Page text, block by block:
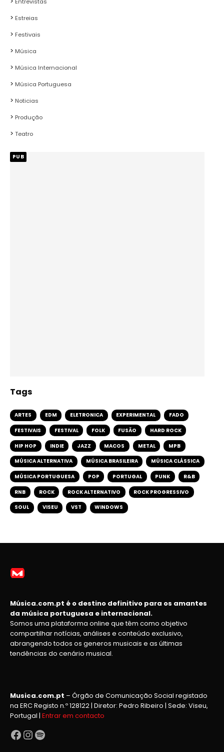
Estreias
Festivais
Música
Música Internacional
Música Portuguesa
Noticias
Produção
Teatro
PUB
Tags
ARTES EDM ELETRONICA EXPERIMENTAL FADO
FESTIVAIS FESTIVAL FOLK FUSÃO HARD ROCK
HIP HOP INDIE JAZZ MACOS METAL MPB
MÚSICA ALTERNATIVA MÚSICA BRASILEIRA MÚSICA CLÁSSICA
MÚSICA PORTUGUESA POP PORTUGAL PUNK R&B
RNB ROCK ROCK ALTERNATIVO ROCK PROGRESSIVO
SOUL VISEU VST WINDOWS
Música.com.pt é o destino definitivo para os amantes
da música portuguesa e internacional.
Somos uma plataforma online que têm como objetivo
compartilhar notícias, análises e conteúdo exclusivo,
abrangendo todos os generos musicais e as últimas
tendências do cenário musical.
Musica.com.pt – Órgão de Comunicação Social registado
na ERC Registo n.º 128122 | Diretor: Pedro Ribeiro | Sede: Viseu,
Portugal | Entrar em contacto
Facebook
Instagram
Spotify